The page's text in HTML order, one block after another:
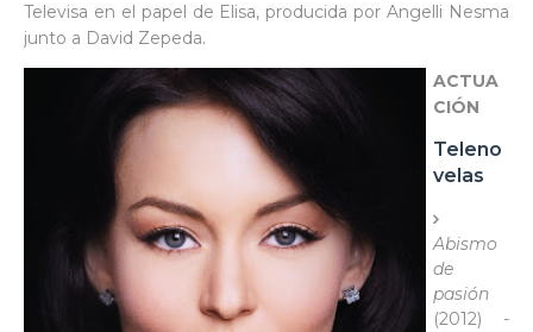
Televisa en el papel de Elisa, producida por Angelli Nesma
junto a David Zepeda.
ACTUA
CIÓN
Teleno
velas
Abismo
de
pasión
(2012) -